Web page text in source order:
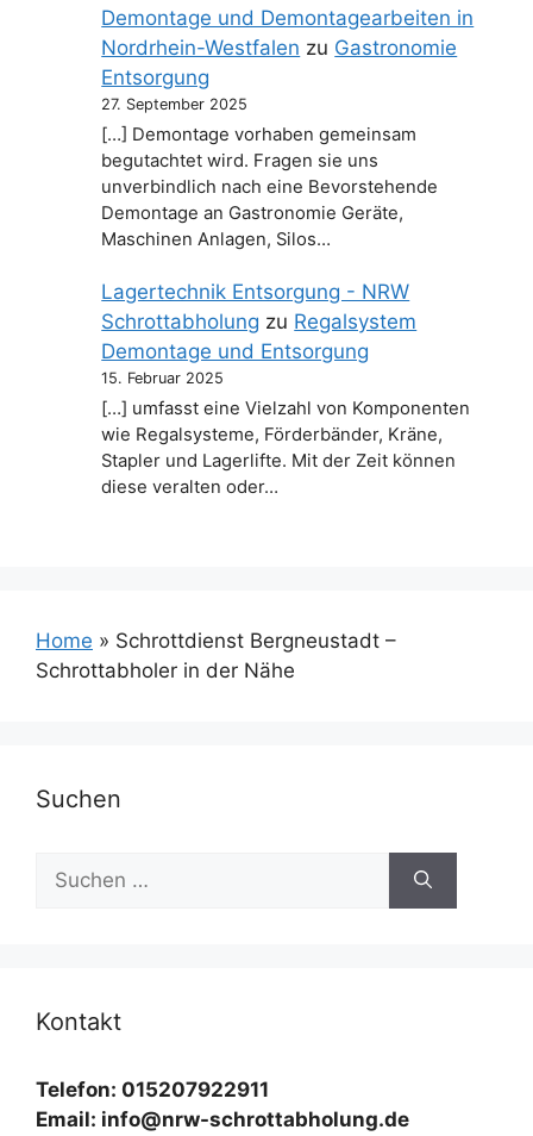
Demontage und Demontagearbeiten in
Nordrhein-Westfalen zu Gastronomie
Entsorgung
27. September 2025
[…] Demontage vorhaben gemeinsam
begutachtet wird. Fragen sie uns
unverbindlich nach eine Bevorstehende
Demontage an Gastronomie Geräte,
Maschinen Anlagen, Silos…
Lagertechnik Entsorgung - NRW
Schrottabholung zu Regalsystem
Demontage und Entsorgung
15. Februar 2025
[…] umfasst eine Vielzahl von Komponenten
wie Regalsysteme, Förderbänder, Kräne,
Stapler und Lagerlifte. Mit der Zeit können
diese veralten oder…
Home » Schrottdienst Bergneustadt –
Schrottabholer in der Nähe
Suchen
nach:
Kontakt
Telefon: 015207922911
Email: info@nrw-schrottabholung.de